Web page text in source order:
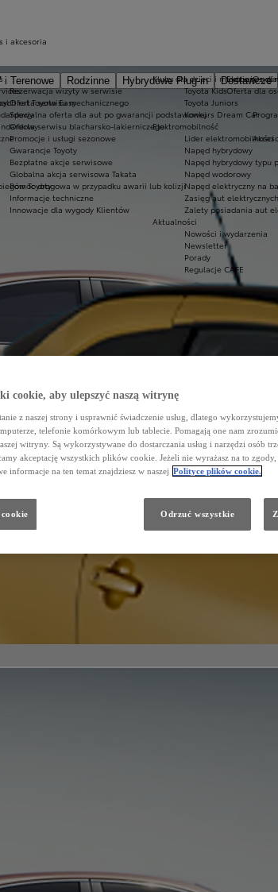
i Terenowe Rodzinne Hybrydowe Plug-in
Dostawcze
Ekobonus
Oferta dla
Toyoty
Kluby dla dzieci i młodzieży
Toyota Kids
Toyota Juniors
Konkurs Dream Car
Elektromobilność
Lider elektromobilności
Napęd hybrydowy
Napęd hybrydowy typu
Napęd wodorowy
Napęd elektryczny na
Zasięg aut elektrycznych
Zalety posiadania aut
Aktualności
Nowości i wydarzenia
Newsletter
Porady
Regulacje CAFE
rat Toyota Easy
i akcesoria
Rezerwacja wizyty w serwisie
Oferta serwisu mechanicznego
Specjalna oferta dla aut po gwarancji podstawowej
Oferta serwisu blacharsko-lakierniczego
Promocje i usługi sezonowe
Gwarancje Toyoty
Bezpłatne akcje serwisowe
Globalna akcja serwisowa Takata
Pomoc drogowa w przypadku awarii lub kolizji
Informacje techniczne
Innowacje dla wygody Klientów
cookie, aby ulepszyć naszą witrynę
z naszej strony i usprawnić świadczenie usług, dlatego
telefonie komórkowym lub tablecie. Pomagają one nam
witryny. Są wykorzystywane do dostarczania usług i narzędzi osób
akceptację wszystkich plików cookie. Jeżeli nie wyrażasz na to zgody,
informacje na ten temat znajdziesz w naszej Polityce plików cookie.
Odrzuć wszystkie